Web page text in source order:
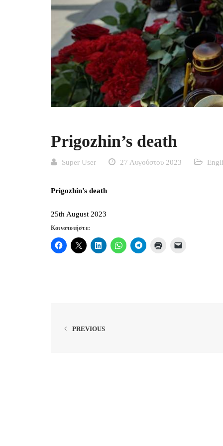
Prigozhin’s death
Super User 27 Αυγούστου 2023
Prigozhin’s death
25th August 2023
Κοινοποιήστε:
PREVIOUS